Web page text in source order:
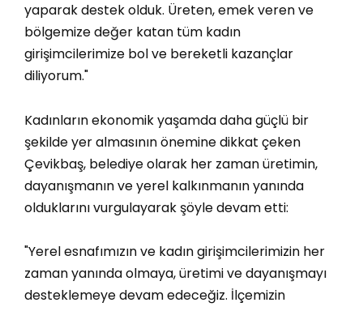
yaparak destek olduk. Üreten, emek veren ve
bölgemize değer katan tüm kadın
girişimcilerimize bol ve bereketli kazançlar
diliyorum."
Kadınların ekonomik yaşamda daha güçlü bir
şekilde yer almasının önemine dikkat çeken
Çevikbaş, belediye olarak her zaman üretimin,
dayanışmanın ve yerel kalkınmanın yanında
olduklarını vurgulayarak şöyle devam etti:
"Yerel esnafımızın ve kadın girişimcilerimizin her
zaman yanında olmaya, üretimi ve dayanışmayı
desteklemeye devam edeceğiz. İlçemizin